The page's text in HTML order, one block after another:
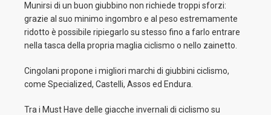
Munirsi di un buon giubbino non richiede troppi sforzi:
grazie al suo minimo ingombro e al peso estremamente
ridotto è possibile ripiegarlo su stesso fino a farlo entrare
nella tasca della propria maglia ciclismo o nello zainetto.
Cingolani propone i migliori marchi di giubbini ciclismo,
come Specialized, Castelli, Assos ed Endura.
Tra i Must Have delle giacche invernali di ciclismo su